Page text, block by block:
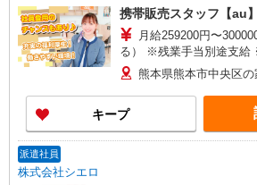
携帯販売スタッフ【au】
月給259200円〜
る） ※残業手当別途支給
1500円〜 ★交通費別途支給
+゜・。○。・゜+゜・。○
万円支給(規定有) お友達を紹介頂くと, インセンテ
ィブ支給(規定有) ゜・。○
+゜
熊本県熊本市中央区
キープ
派遣社員
株式会社シエロ